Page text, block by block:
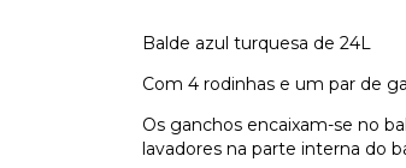
Balde azul turquesa de 24L
Com 4 rodinhas e um par de
Os ganchos encaixam-se no
lavadores na parte interna do